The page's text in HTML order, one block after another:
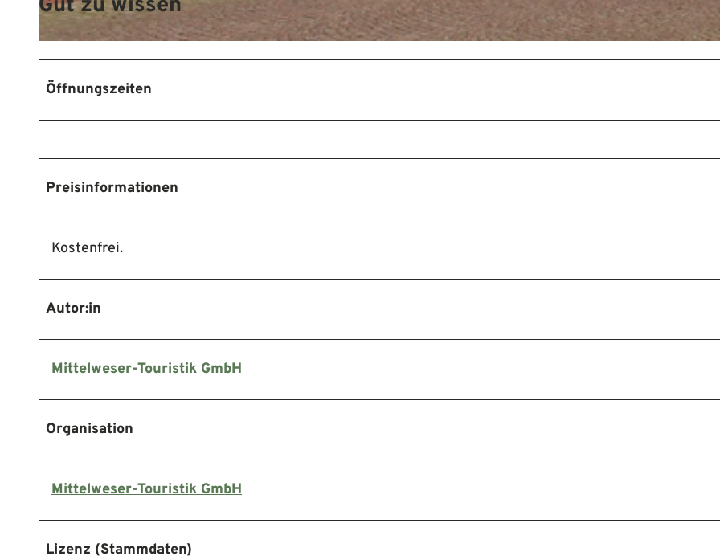
Gut zu wissen
Öffnungszeiten
Preisinformationen
Kostenfrei.
Autor:in
Mittelweser-Touristik GmbH
Organisation
Mittelweser-Touristik GmbH
Lizenz (Stammdaten)